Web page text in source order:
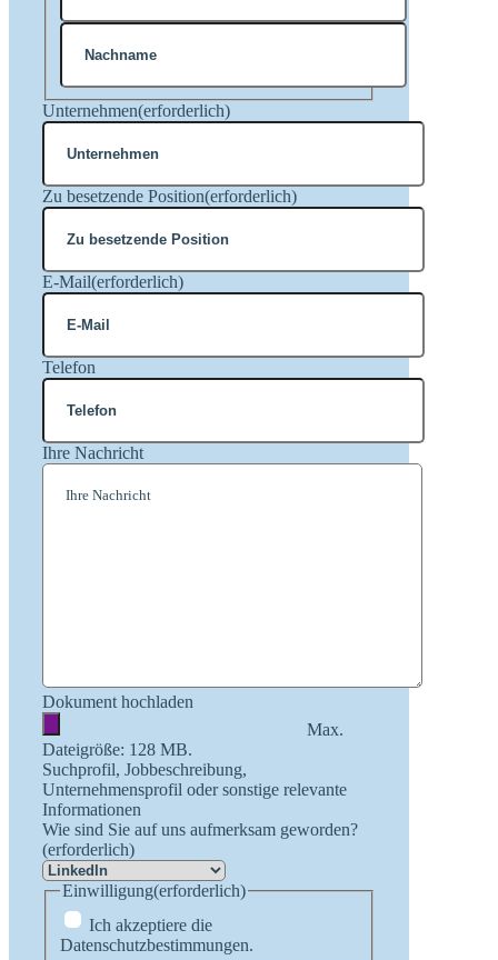
Vorname
Nachname
Unternehmen(erforderlich)
Zu besetzende Position(erforderlich)
E-Mail(erforderlich)
Telefon
Ihre Nachricht
Dokument hochladen
Max.
Dateigröße: 128 MB.
Suchprofil, Jobbeschreibung,
Unternehmensprofil oder sonstige relevante
Informationen
Wie sind Sie auf uns aufmerksam geworden?
(erforderlich)
Einwilligung(erforderlich)
Ich akzeptiere die
Datenschutzbestimmungen.